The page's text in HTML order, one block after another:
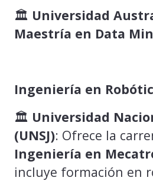
🏛️ Universidad
Maestría en Data
Ingeniería en
🏛️ Universidad
(UNSJ): Ofrece la
Ingeniería en
incluye formación en